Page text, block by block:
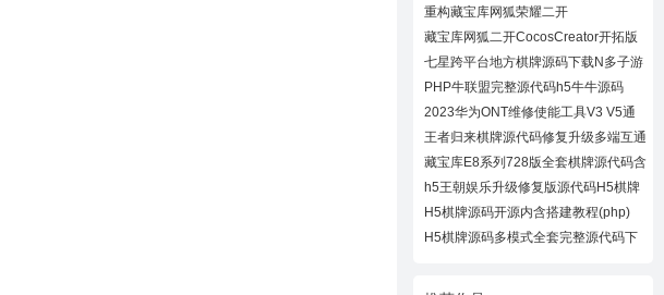
重构藏宝库网狐荣耀二开
CocosCreator开拓版
藏宝库网狐二开CocosCreator开拓版
棋牌源代
七星跨平台地方棋牌源码下载N多子游
戏APP/H
PHP牛联盟完整源代码h5牛牛源码
2023华为ONT维修使能工具V3 V5通
用下载
王者归来棋牌源代码修复升级多端互通
近百款
藏宝库E8系列728版全套棋牌源代码含
728UI工
h5王朝娱乐升级修复版源代码H5棋牌
全套源码
H5棋牌源码开源内含搭建教程(php)
H5棋牌源码多模式全套完整源代码下